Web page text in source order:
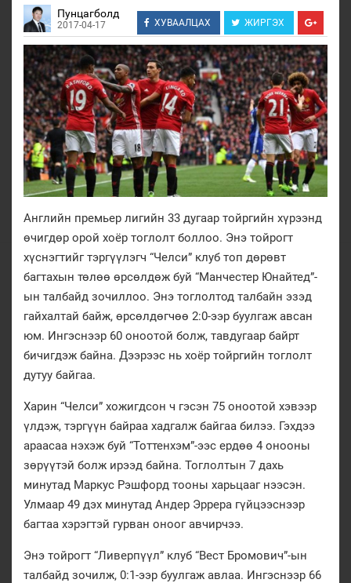
Пунцагболд
2017-04-17 ХУВААЛЦАХ ЖИРГЭХ
Английн премьер лигийн 33 дугаар тойргийн хүрээнд
өчигдөр орой хоёр тоглолт боллоо. Энэ тойрогт
хүснэгтийг тэргүүлэгч “Челси” клуб топ дөрөвт
багтахын төлөө өрсөлдөж буй “Манчестер Юнайтед”-
ын талбайд зочиллоо. Энэ тоглолтод талбайн эзэд
гайхалтай байж, өрсөлдөгчөө 2:0-ээр буулгаж авсан
юм. Ингэснээр 60 оноотой болж, тавдугаар байрт
бичигдэж байна. Дээрээс нь хоёр тойргийн тоглолт
дутуу байгаа.
Харин “Челси” хожигдсон ч гэсэн 75 оноотой хэвээр
үлдэж, тэргүүн байраа хадгалж байгаа билээ. Гэхдээ
араасаа нэхэж буй “Тоттенхэм”-ээс ердөө 4 онооны
зөрүүтэй болж ирээд байна. Тоглолтын 7 дахь
минутад Маркус Рэшфорд тооны харьцааг нээсэн.
Улмаар 49 дэх минутад Андер Эррера гүйцээснээр
багтаа хэрэгтэй гурван оноог авчирчээ.
Энэ тойрогт “Ливерпүүл” клуб “Вест Бромович”-ын
талбайд зочилж, 0:1-ээр буулгаж авлаа. Ингэснээр 66